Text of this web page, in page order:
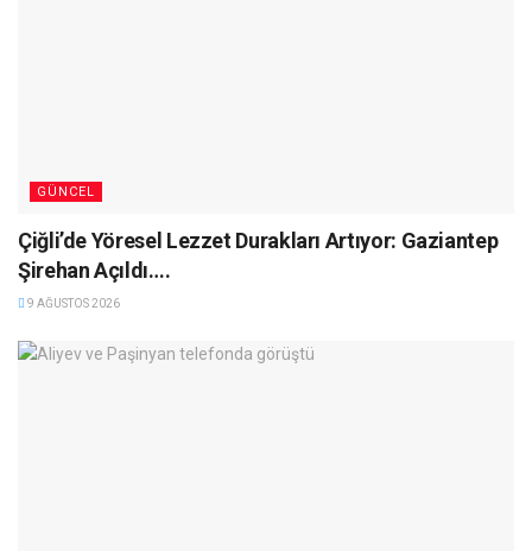
GÜNCEL
Çiğli’de Yöresel Lezzet Durakları Artıyor: Gaziantep
Şirehan Açıldı….
9 AĞUSTOS 2026